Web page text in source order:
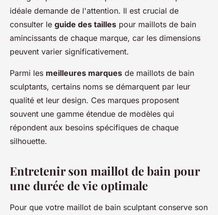
idéale demande de l'attention. Il est crucial de
consulter le guide des tailles pour maillots de bain
amincissants de chaque marque, car les dimensions
peuvent varier significativement.
Parmi les meilleures marques de maillots de bain
sculptants, certains noms se démarquent par leur
qualité et leur design. Ces marques proposent
souvent une gamme étendue de modèles qui
répondent aux besoins spécifiques de chaque
silhouette.
Entretenir son maillot de bain pour
une durée de vie optimale
Pour que votre maillot de bain sculptant conserve son